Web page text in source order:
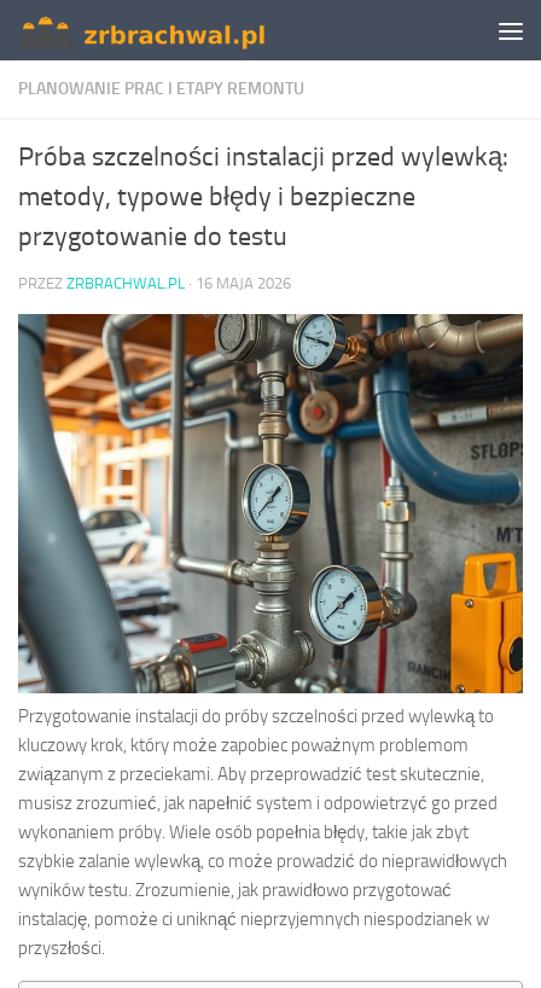
Skip to content
PLANOWANIE PRAC I ETAPY REMONTU
Próba szczelności instalacji przed wylewką:
metody, typowe błędy i bezpieczne
przygotowanie do testu
PRZEZ ZRBRACHWAL.PL · 16 MAJA 2026
Przygotowanie instalacji do próby szczelności przed wylewką to
kluczowy krok, który może zapobiec poważnym problemom
związanym z przeciekami. Aby przeprowadzić test skutecznie,
musisz zrozumieć, jak napełnić system i odpowietrzyć go przed
wykonaniem próby. Wiele osób popełnia błędy, takie jak zbyt
szybkie zalanie wylewką, co może prowadzić do nieprawidłowych
wyników testu. Zrozumienie, jak prawidłowo przygotować
instalację, pomoże ci uniknąć nieprzyjemnych niespodzianek w
przyszłości.